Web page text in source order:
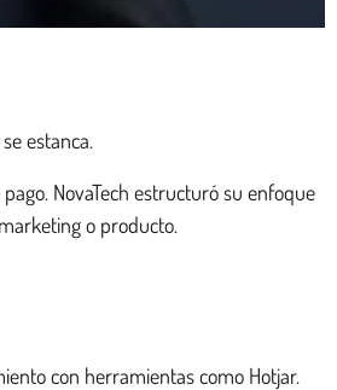
estanca.
NovaTech estructuró su enfoque
o producto.
con herramientas como Hotjar.